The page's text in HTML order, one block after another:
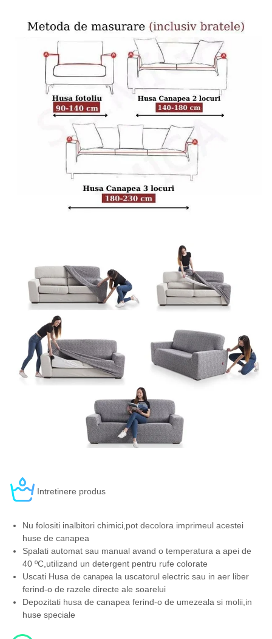
Intretinere produs
Nu folositi inalbitori chimici,pot decolora imprimeul acestei
huse de canapea
Spalati automat sau manual avand o temperatura a apei de
40 ºC,utilizand un detergent pentru rufe colorate
Uscati Husa decanapeala uscatorul electric sau in aer liber
ferind-o de razele directe ale soarelui
Depozitati husa de canapea ferind-o de umezeala si molii,in
huse speciale